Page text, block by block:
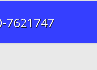
7621747